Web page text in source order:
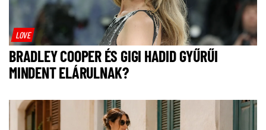
LOVE
BRADLEY COOPER ÉS GIGI HADID GYŰRŰI
MINDENT ELÁRULNAK?